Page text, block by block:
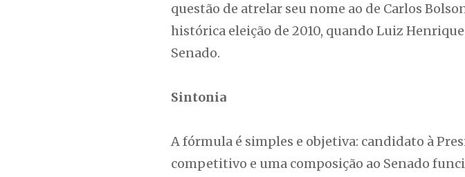
questão de atrelar seu nome ao de Carlos
histórica eleição de 2010, quando Luiz
Senado.
Sintonia
A fórmula é simples e objetiva: candidato à
competitivo e uma composição ao Senado